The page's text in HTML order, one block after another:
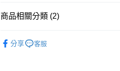
商品相關分類 (2)
分享 客服